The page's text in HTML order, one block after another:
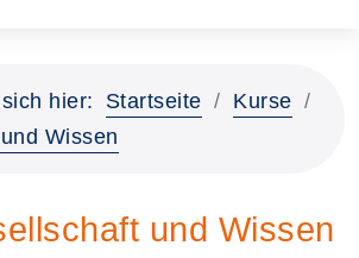
hier: Startseite
Kurse
Wissen
und Wissen